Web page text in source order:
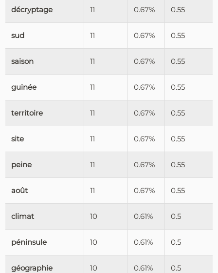
décryptage 11 0.67% 0.55
sud 11 0.67% 0.55
saison 11 0.67% 0.55
guinée 11 0.67% 0.55
territoire 11 0.67% 0.55
site 11 0.67% 0.55
peine 11 0.67% 0.55
août 11 0.67% 0.55
climat 10 0.61% 0.5
péninsule 10 0.61% 0.5
géographie 10 0.61% 0.5